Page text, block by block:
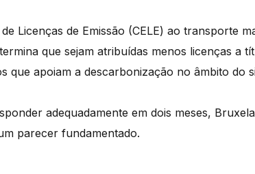
Licenças de Emissão (CELE) ao transporte
que sejam atribuídas menos licenças a
que apoiam a descarbonização no âmbito do
adequadamente em dois meses,
parecer fundamentado.